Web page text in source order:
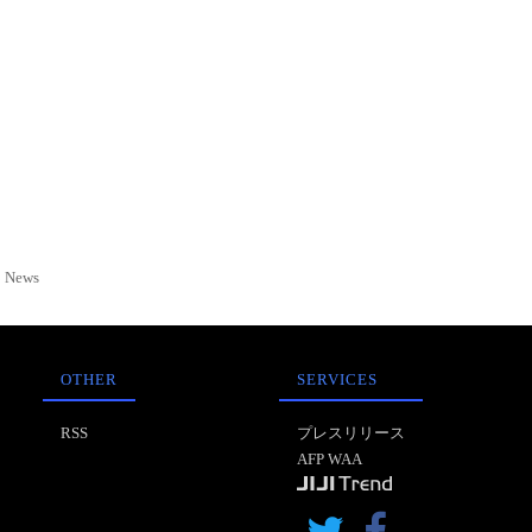
OTHER
RSS
SERVICES
プレスリリース
AFP WAA